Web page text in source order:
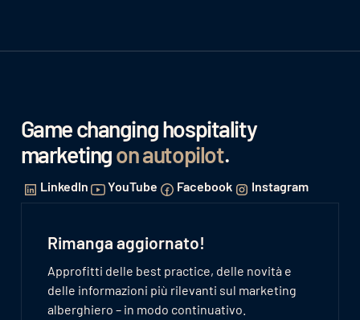
Game changing hospitality
marketingon autopilot.
LinkedIn YouTube Facebook Instagram
Rimanga aggiornato!
Approfitti delle best practice, delle novità e
delle informazioni più rilevanti sul marketing
alberghiero – in modo continuativo.